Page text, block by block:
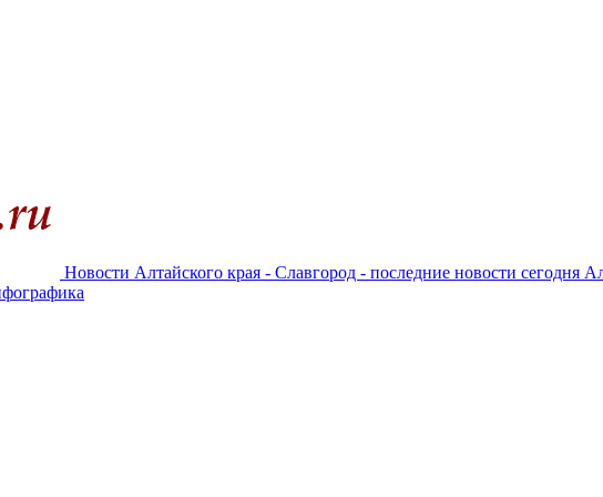
Новости Алтайского края - Славгород - последние новости сегодня